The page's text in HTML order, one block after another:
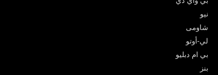
نيو
شاومى
لي-أوتو
بي ام دبليو
بنز